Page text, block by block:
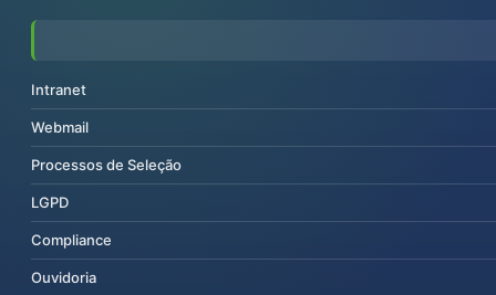
Intranet
Webmail
Processos de Seleção
LGPD
Compliance
Ouvidoria